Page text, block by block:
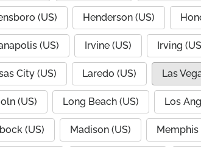
(US) Henderson (US)
(US) Irvine (US) Irving
City (US) Laredo (US) Las
(US) Long Beach (US) Los
(US) Madison (US) Memphis